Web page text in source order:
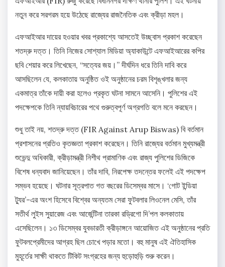
নতুন করে সরগরম হয়ে উঠেছে রাজ্যের রাজনৈতিক এবং ক্রীড়া মহল।
এফআইআর দায়ের হওয়ার খবর প্রকাশ্যে আসতেই উচ্ছ্বাস প্রকাশ করেছেন
শতদ্রু দত্ত। তিনি নিজের সোশ্যাল মিডিয়া অ্যাকাউন্টে এফআইআরের কপির
ছবি শেয়ার করে লিখেছেন, “সত্যের জয়।” দীর্ঘদিন ধরে তিনি দাবি করে
আসছিলেন যে, কলকাতায় অনুষ্ঠিত ওই অনুষ্ঠানের চরম বিশৃঙ্খলার জন্য
একমাত্র তাঁকে দায়ী করা হলেও প্রকৃত ঘটনা সামনে আসেনি। পুলিশের এই
পদক্ষেপকে তিনি ন্যায়বিচারের পথে গুরুত্বপূর্ণ অগ্রগতি বলে মনে করছেন।
শুধু তাই নয়, শতদ্রু দত্ত (FIR Against Arup Biswas) বি বর্তমান
প্রশাসনের প্রতিও কৃতজ্ঞতা প্রকাশ করেছেন। তিনি রাজ্যের বর্তমান মুখ্যমন্ত্রী
শুভেন্দু অধিকারী, ক্রীড়ামন্ত্রী নিশীথ প্রামাণিক এবং রাজ্য পুলিশের ডিজিকে
বিশেষ ধন্যবাদ জানিয়েছেন। তাঁর দাবি, নিরপেক্ষ তদন্তের ফলেই এই পদক্ষেপ
সম্ভব হয়েছে। ঘটনার সূত্রপাত গত বছরের ডিসেম্বর মাসে। ‘গোট ইন্ডিয়া
ট্যুর’-এর অংশ হিসেবে বিশ্বের অন্যতম সেরা ফুটবলার লিওনেল মেসি, তাঁর
সতীর্থ লুইস সুয়ারেজ এবং আর্জেন্টিনা তারকা রড্রিগো দি’পল কলকাতায়
এসেছিলেন। ১৩ ডিসেম্বর যুবভারতী ক্রীড়াঙ্গনে আয়োজিত এই অনুষ্ঠানের প্রতি
ফুটবলপ্রেমীদের আগ্রহ ছিল চোখে পড়ার মতো। বহু মানুষ এই ঐতিহাসিক
মুহূর্তের সাক্ষী থাকতে টিকিট সংগ্রহের জন্য হুড়োহুড়ি শুরু করেন।